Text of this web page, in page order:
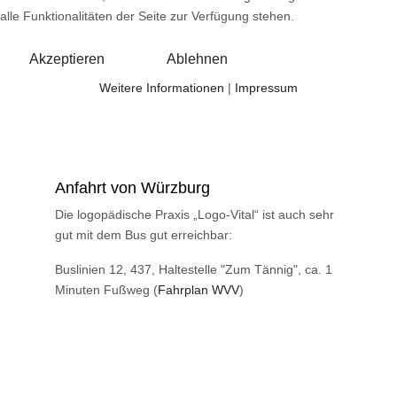
Anfahrt von Würzburg
Die logopädische Praxis „Logo-Vital“ ist auch sehr
gut mit dem Bus gut erreichbar:
Buslinien 12, 437, Haltestelle "Zum Tännig", ca. 1
Minuten Fußweg (Fahrplan WVV)
alle Funktionalitäten der Seite zur Verfügung stehen.
Akzeptieren Ablehnen
Weitere Informationen | Impressum